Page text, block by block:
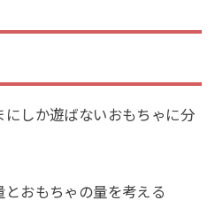
しか遊ばないおもちゃに分
おもちゃの量を考える